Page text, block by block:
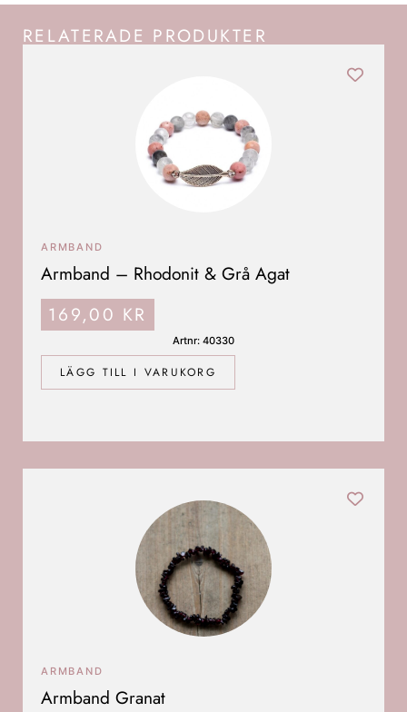
RELATERADE PRODUKTER
LÄGG TILL I VARUKORG
ARMBAND
Armband – Rhodonit & Grå Agat
169,00 KR
Artnr: 40330
ARMBAND
Armband Granat